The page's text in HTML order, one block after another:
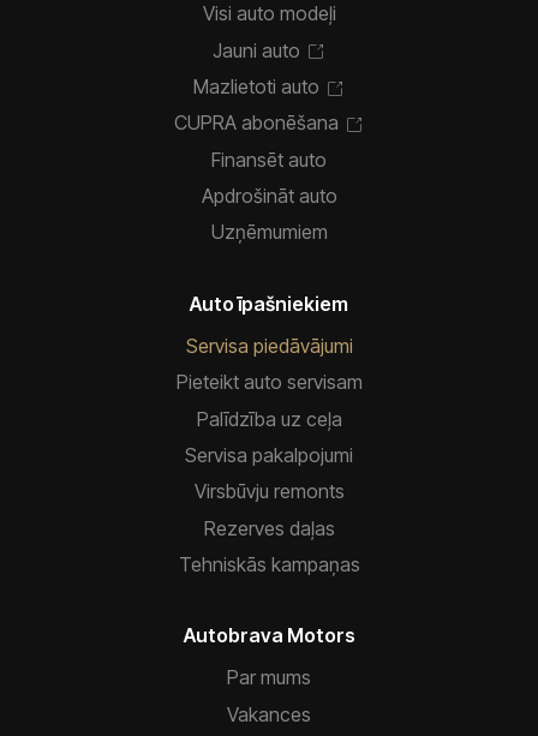
Visi auto modeļi
Jauni auto
Mazlietoti auto
CUPRA abonēšana
Finansēt auto
Apdrošināt auto
Uzņēmumiem
Auto īpašniekiem
Servisa piedāvājumi
Pieteikt auto servisam
Palīdzība uz ceļa
Servisa pakalpojumi
Virsbūvju remonts
Rezerves daļas
Tehniskās kampaņas
Autobrava Motors
Par mums
Vakances